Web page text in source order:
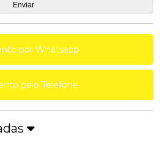
por Whatsapp
pelo Telefone